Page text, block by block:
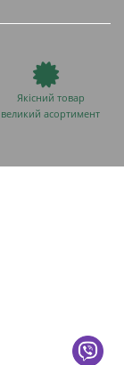
Якісний товар
великий асортимент